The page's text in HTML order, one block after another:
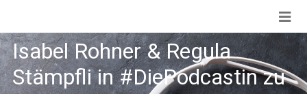
Isabel Rohner & Regula
Stämpfli in #DiePodcastin zu